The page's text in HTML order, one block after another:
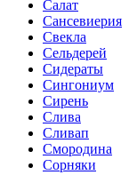
Салат
Сансевиерия
Свекла
Сельдерей
Сидераты
Сингониум
Сирень
Слива
Сливап
Смородина
Сорняки